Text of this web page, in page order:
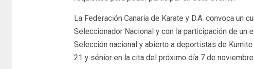
La Federación Canaria de Karate y D.A. convoca un
Seleccionador Nacional y con la participación de
Selección nacional y abierto a deportistas de
21 y sénior en la cita del próximo día 7 de